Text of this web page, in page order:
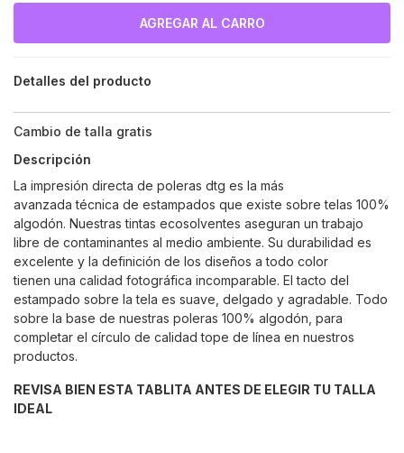
Detalles del producto
Cambio de talla gratis
Descripción
La impresión directa de poleras dtg es la más
avanzada técnica de estampados que existe sobre telas 100%
algodón. Nuestras tintas ecosolventes aseguran un trabajo
libre de contaminantes al medio ambiente. Su durabilidad es
excelente y la definición de los diseños a todo color
tienen una calidad fotográfica incomparable. El tacto del
estampado sobre la tela es suave, delgado y agradable. Todo
sobre la base de nuestras poleras 100% algodón, para
completar el círculo de calidad tope de línea en nuestros
productos.
REVISA BIEN ESTA TABLITA ANTES DE ELEGIR TU TALLA
IDEAL